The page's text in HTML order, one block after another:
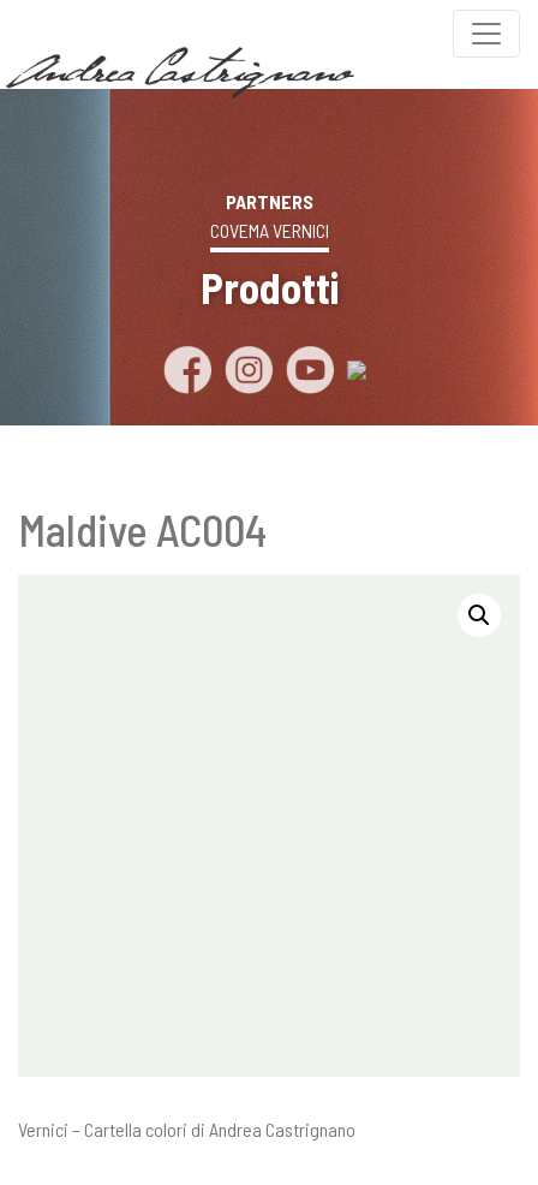
PARTNERS
COVEMA VERNICI
Prodotti
Maldive AC004
Vernici – Cartella colori di Andrea Castrignano